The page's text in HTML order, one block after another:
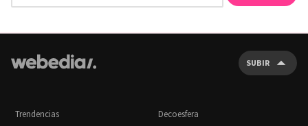
SUBIR
Trendencias Decoesfera